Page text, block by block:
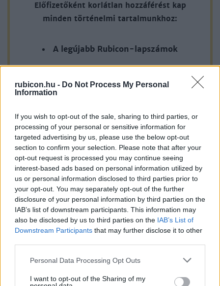
rubicon.hu - Do Not Process My Personal
Information
If you wish to opt-out of the sale, sharing to third parties, or
processing of your personal or sensitive information for
targeted advertising by us, please use the below opt-out
section to confirm your selection. Please note that after your
opt-out request is processed you may continue seeing
interest-based ads based on personal information utilized by
us or personal information disclosed to third parties prior to
your opt-out. You may separately opt-out of the further
disclosure of your personal information by third parties on the
IAB’s list of downstream participants. This information may
also be disclosed by us to third parties on the IAB’s List of
Downstream Participants that may further disclose it to other
Please note that this website/app uses one or more Google
not limited to your visit or usage behaviour. You may click to
Personal Data Processing Opt Outs
I want to opt-out of the Sharing of my
Előfizetőként korlátlan hozzáférést kap
minden történelmi tartalmunkhoz:
A legújabb Rubicon-lapszámok
Több mint 370 korábbi lapszámunk
tartalma
Hirdetésmentes olvasó felület
Kedvenc cikkek elmentése, könyvjelzők
Az első hónap csak 200 Ft-ba kerül. Próbálja
ki!
KIPRÓBÁLOM 200 FT-ÉRT
Már előfizetőnk? Ha már regisztrált a Rubicon
Online-on, kattintson ide:BELÉPÉS.Ha még nem
rendelkezik felhasználói fiókkal, kattintson ide:
REGISZTRÁCIÓ.